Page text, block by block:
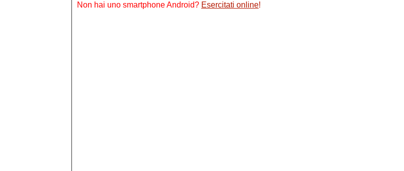
Non hai uno smartphone Android? Esercitati online!